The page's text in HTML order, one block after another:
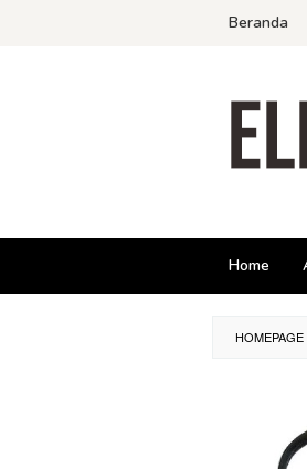
Beranda
Home
HOMEPAGE